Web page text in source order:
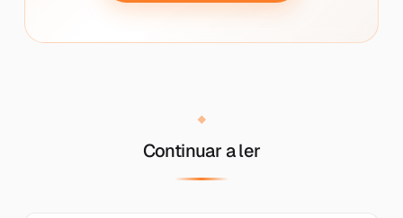
Continuar a ler